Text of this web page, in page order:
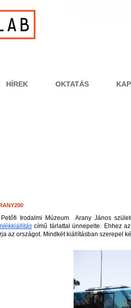
HÍREK OKTATÁS
Irodalmi Múzeum  Arany János
című tárlattal ünnepelte. Ehhez
az országot. Mindkét kiállításban szerepel